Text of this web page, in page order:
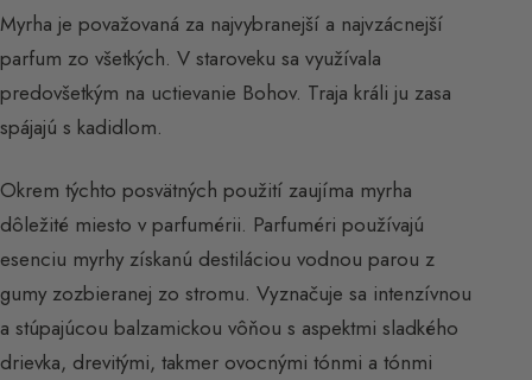
Myrha je považovaná za najvybranejší a najvzácnejší
parfum zo všetkých. V staroveku sa využívala
predovšetkým na uctievanie Bohov. Traja králi ju zasa
spájajú s kadidlom.
Okrem týchto posvätných použití zaujíma myrha
dôležité miesto v parfumérii. Parfuméri používajú
esenciu myrhy získanú destiláciou vodnou parou z
gumy zozbieranej zo stromu. Vyznačuje sa intenzívnou
a stúpajúcou balzamickou vôňou s aspektmi sladkého
drievka, drevitými, takmer ovocnými tónmi a tónmi